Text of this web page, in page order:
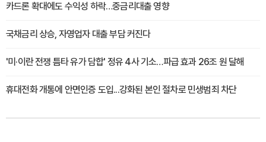
카드론 확대에도 수익성 하락…중금리대출 영향
국채금리 상승, 자영업자 대출 부담 커진다
'미·이란 전쟁 틈타 유가 담합' 정유 4사 기소…파급 효과 26조 원 달해
휴대전화 개통에 안면인증 도입...강화된 본인 절차로 민생범죄 차단